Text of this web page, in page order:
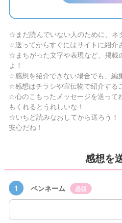
☆まだ読んでいない人のために、ネ
☆送ってからすぐにはサイトに紹介
☆まちがった文字や表現など、掲載
よ！
☆感想を紹介できない場合でも、編
☆感想はチラシや宣伝物で紹介する
☆心のこもったメッセージを送っ
もくれるとうれしいな！
☆いちど読みなおしてから送ろう
安心だね！
感想を
1 ペンネーム 必須